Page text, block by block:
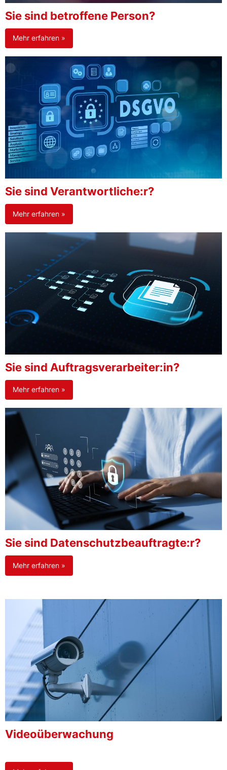
Sie sind betroffene Person?
Mehr erfahren »
Sie sind Verantwortliche:r?
Mehr erfahren »
Sie sind Auftragsverarbeiter:in?
Mehr erfahren »
Sie sind Datenschutzbeauftragte:r?
Mehr erfahren »
Videoüberwachung